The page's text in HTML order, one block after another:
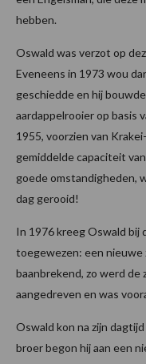
hebben.
Oswald was verzot op
Eveneens in 1973 wou
geschiedde en hij
aardappelrooier op basis
1955, voorzien van
gemiddelde capaciteit
goede omstandigheden,
dag gerooid!
In 1976 kreeg Oswald bij
toegewezen: een nieuwe
baanbrekend, zo werd
aangedreven en was
Oswald kon na zijn
broer begon hij aan een